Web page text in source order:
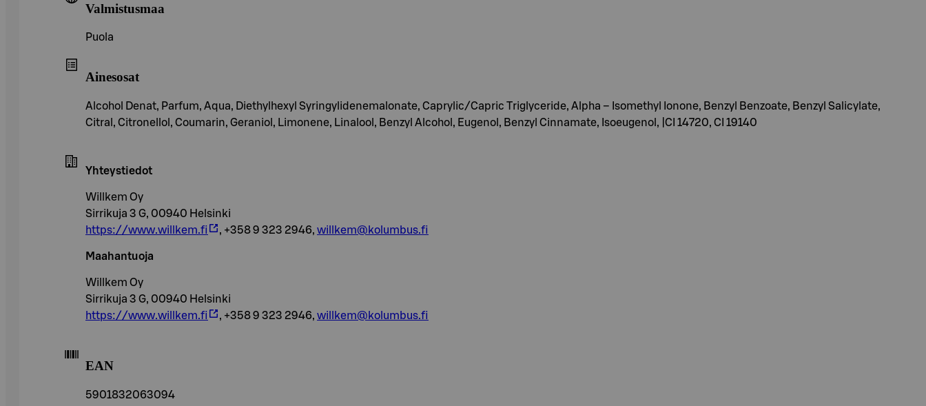
Valmistusmaa
Puola
Ainesosat
Alcohol Denat, Parfum, Aqua, Diethylhexyl Syringylidenemalonate, Caprylic/Capric Triglyceride, Alpha – Isomethyl Ionone, Benzyl Benzoate, Benzyl Salicylate,
Citral, Citronellol, Coumarin, Geraniol, Limonene, Linalool, Benzyl Alcohol, Eugenol, Benzyl Cinnamate, Isoeugenol, |CI 14720, CI 19140
Yhteystiedot
Willkem Oy
Sirrikuja 3 G, 00940 Helsinki
https://www.willkem.fi
, +358 9 323 2946, willkem@kolumbus.fi
Maahantuoja
Willkem Oy
Sirrikuja 3 G, 00940 Helsinki
https://www.willkem.fi
, +358 9 323 2946, willkem@kolumbus.fi
EAN
5901832063094